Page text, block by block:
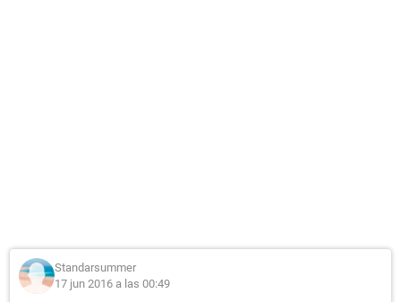
Standarsummer
17 jun 2016 a las 00:49